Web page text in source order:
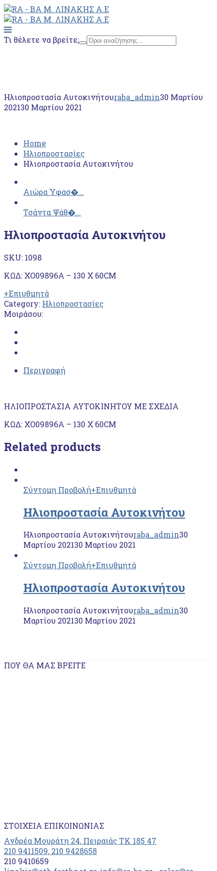
Τι θέλετε να βρείτε;
Ηλιοπροστασία Αυτοκινήτουraba_admin30 Μαρτίου
202130 Μαρτίου 2021
Home
Ηλιοπροστασίες
Ηλιοπροστασία Αυτοκινήτου
Αιώρα Ύφασ�...
Τσάντα Ψάθ�...
Ηλιοπροστασία Αυτοκινήτου
SKU: 1098
ΚΩΔ: ΧΟ09896Α – 130 Χ 60CM
+Επιυθμητά
Category: Ηλιοπροστασίες
Μοιράσου:
Περιγραφή
ΗΛΙΟΠΡΟΣΤΑΣΙΑ ΑΥΤΟΚΙΝΗΤΟΥ ΜΕ ΣΧΕΔΙΑ
ΚΩΔ: ΧΟ09896Α – 130 Χ 60CM
Related products
Σύντομη Προβολή+Επιυθμητά
Ηλιοπροστασία Αυτοκινήτου
Ηλιοπροστασία Αυτοκινήτουraba_admin30
Μαρτίου 202130 Μαρτίου 2021
Σύντομη Προβολή+Επιυθμητά
Ηλιοπροστασία Αυτοκινήτου
Ηλιοπροστασία Αυτοκινήτουraba_admin30
Μαρτίου 202130 Μαρτίου 2021
ΠΟΥ ΘΑ ΜΑΣ ΒΡΕΊΤΕ
ΣΤΟΙΧΕΊΑ ΕΠΙΚΟΙΝΩΝΊΑΣ
Ανδρέα Μουράτη 24, Πειραιάς ΤΚ 185 47
210 9411509, 210 9428658
210 9410659